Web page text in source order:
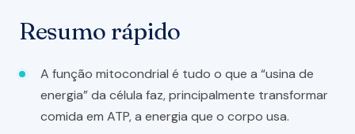
Resumo rápido
A função mitocondrial é tudo o que a “usina de
energia” da célula faz, principalmente transformar
comida em ATP, a energia que o corpo usa.